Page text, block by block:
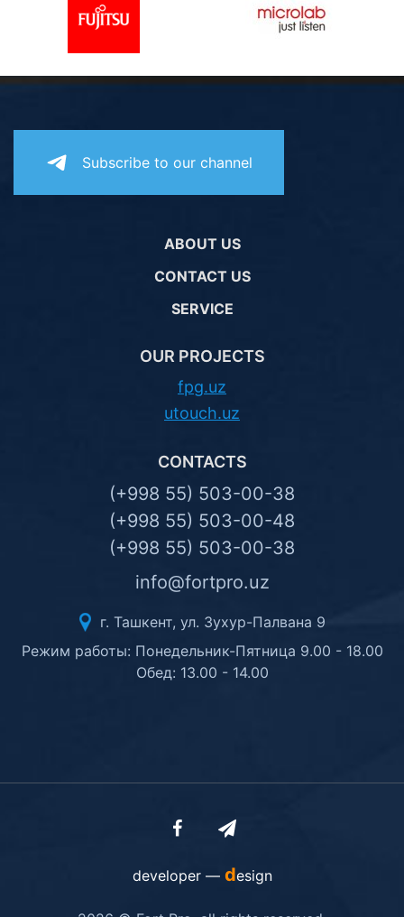
Subscribe to our channel
ABOUT US
CONTACT US
SERVICE
OUR PROJECTS
fpg.uz
utouch.uz
CONTACTS
(+998 55) 503-00-38
(+998 55) 503-00-48
(+998 55) 503-00-38
info@fortpro.uz
г. Ташкент, ул. Зухур-Палвана 9
Режим работы: Понедельник-Пятница 9.00 - 18.00
Обед: 13.00 - 14.00
developer — design